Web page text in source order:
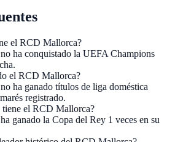
el RCD Mallorca?
ha conquistado la UEFA Champions
el RCD Mallorca?
ha ganado títulos de liga doméstica
registrado.
tiene el RCD Mallorca?
ganado la Copa del Rey 1 veces en su